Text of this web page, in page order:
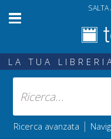
LA TUA
Ricerca avanzata |